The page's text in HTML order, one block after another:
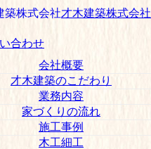
才木建築株式会社
会社概要
才木建築のこだわり
業務内容
家づくりの流れ
施工事例
木工細工